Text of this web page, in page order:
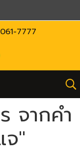
7777
จากคำ
จ"